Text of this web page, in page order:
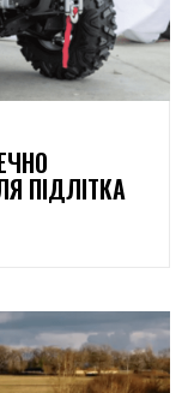
ПІДЛІТКА